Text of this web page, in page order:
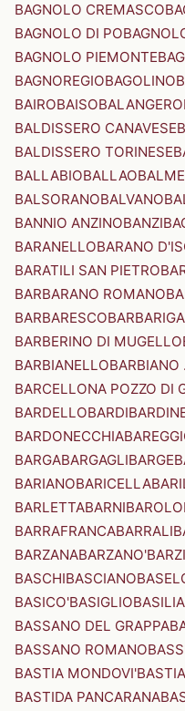
BAGNOLO CREMASCO
BAGNOLO DI PO
BAGNOLO PIEMONTE
BAGNOREGIOBAGOLINO
BAIROBAISOBALANGERO
BALDISSERO CANAVESE
BALDISSERO TORINESE
BALLABIOBALLAOBALME
BALSORANOBALVANO
BANNIO ANZINOBANZI
BARANELLOBARANO
BARATILI SAN PIETRO
BARBARANO ROMANO
BARBARESCOBARBARIGA
BARBERINO DI MUGELLO
BARBIANELLOBARBIANO
BARCELLONA POZZO DI
BARDELLOBARDI
BARDONECCHIA
BARGABARGAGLIBARGE
BARIANOBARICELLA
BARLETTABARNIBAROLO
BARRAFRANCABARRALI
BARZANABARZANO'
BASCHIBASCIANO
BASICO'BASIGLIO
BASSANO DEL GRAPPA
BASSANO ROMANO
BASTIA MONDOVI'
BASTIDA PANCARANA